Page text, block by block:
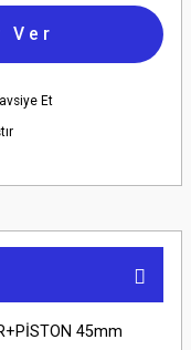
Ver
Et
45mm